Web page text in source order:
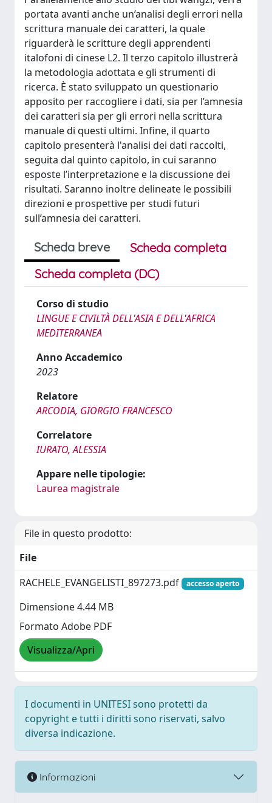
portata avanti anche un’analisi degli errori nella
scrittura manuale dei caratteri, la quale
riguarderà le scritture degli apprendenti
italofoni di cinese L2. Il terzo capitolo illustrerà
la metodologia adottata e gli strumenti di
ricerca. È stato sviluppato un questionario
apposito per raccogliere i dati, sia per l’amnesia
dei caratteri sia per gli errori nella scrittura
manuale di questi ultimi. Infine, il quarto
capitolo presenterà l'analisi dei dati raccolti,
seguita dal quinto capitolo, in cui saranno
esposte l’interpretazione e la discussione dei
risultati. Saranno inoltre delineate le possibili
direzioni e prospettive per studi futuri
sull’amnesia dei caratteri.
Scheda breve
Scheda completa
Scheda completa (DC)
Corso di studio
LINGUE E CIVILTÀ DELL'ASIA E DELL'AFRICA
MEDITERRANEA
Anno Accademico
2023
Relatore
ARCODIA, GIORGIO FRANCESCO
Correlatore
IURATO, ALESSIA
Appare nelle tipologie:
Laurea magistrale
File in questo prodotto:
File
RACHELE_EVANGELISTI_897273.pdf
accesso aperto
Dimensione 4.44 MB
Formato Adobe PDF
Visualizza/Apri
I documenti in UNITESI sono protetti da
copyright e tutti i diritti sono riservati, salvo
diversa indicazione.
Informazioni